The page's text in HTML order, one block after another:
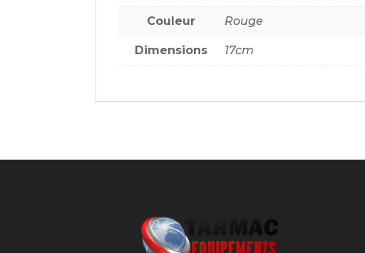
Couleur Rouge
Dimensions 17cm